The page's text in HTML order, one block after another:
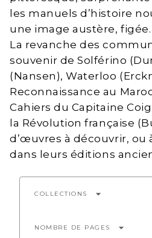
les manuels d’histoire
une image austère, figée.
La revanche des
souvenir de Solférino
(Nansen), Waterloo
Reconnaissance au
Cahiers du Capitaine
la Révolution française
d’œuvres à découvrir, ou
dans leurs éditions
COLLECTIONS arrow_drop_down
NOMBRE DE PAGES arrow_drop_down